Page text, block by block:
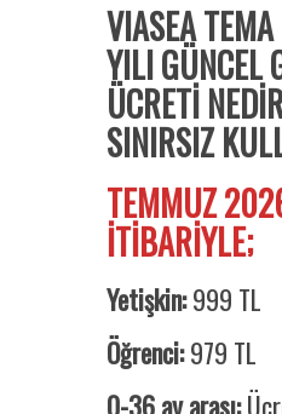
VIASEA
YILI GÜNCEL
ÜCRETİ
SINIRSIZ
TEMMUZ
İTİBARİYLE;
Yetişkin:999 TL
Öğrenci:979 TL
0-36 ay arası: